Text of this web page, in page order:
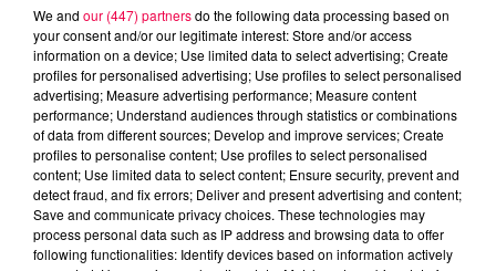
We and our (447) partnersdo the following data processing based on
your consent and/or our legitimate interest: Store and/or access
information on a device; Use limited data to select advertising; Create
profiles for personalised advertising; Use profiles to select personalised
advertising; Measure advertising performance; Measure content
performance; Understand audiences through statistics or combinations
of data from different sources; Develop and improve services; Create
profiles to personalise content; Use profiles to select personalised
content; Use limited data to select content; Ensure security, prevent and
detect fraud, and fix errors; Deliver and present advertising and content;
Save and communicate privacy choices. These technologies may
process personal data such as IP address and browsing data to offer
following functionalities: Identify devices based on information actively